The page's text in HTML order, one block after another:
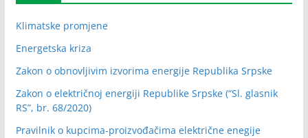
Klimatske promjene
Energetska kriza
Zakon o obnovljivim izvorima energije Republika Srpske
Zakon o električnoj energiji Republike Srpske (“Sl. glasnik
RS”, br. 68/2020)
Pravilnik o kupcima-proizvođačima električne enegije